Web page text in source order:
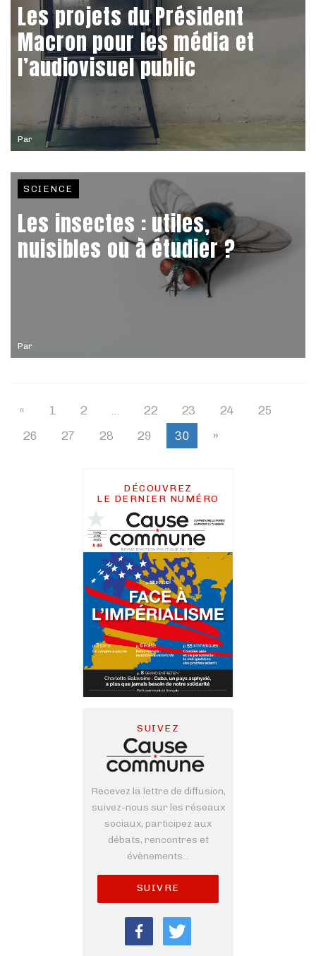
Par
Les projets du Président
Macron pour les média et
l’audiovisuel public
Par
SCIENCE
Les insectes : utiles,
nuisibles ou à étudier ?
« 1 2 … 22 23 24
25
26
27 28 29 30 »
DÉCOUVREZ
LE DERNIER NUMÉRO
SUIVEZ
Recevez la lettre de diffusion,
suivez-nous sur les réseaux
sociaux, participez aux
débats, rencontres et
évènements...
SUIVRE